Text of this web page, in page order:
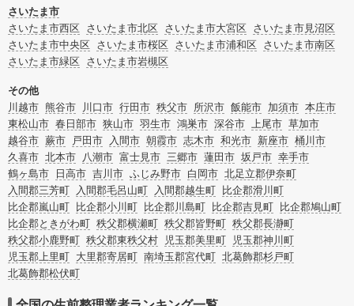
頓・老前整理・生前整理のコツについてもチェックしてみてください。
さいたま市
さいたま市西区
さいたま市北区 さいたま市大宮区
さいたま市見沼区
さいたま市中央区
さいたま市桜区 さいたま市浦和区
さいたま市南区
さいたま市緑区
さいたま市岩槻区
その他
川越市 熊谷市 川口市 行田市 秩父市 所沢市 飯能市 加須市 本庄市
東松山市 春日部市 狭山市 羽生市 鴻巣市 深谷市 上尾市 草加市
越谷市 蕨市 戸田市 入間市 朝霞市 志木市 和光市 新座市 桶川市
久喜市 北本市 八潮市 富士見市 三郷市 蓮田市 坂戸市 幸手市
鶴ヶ島市
日高市 吉川市 ふじみ野市 白岡市 北足立郡伊奈町
入間郡三芳町
入間郡毛呂山町 入間郡越生町
比企郡滑川町
比企郡嵐山町
比企郡小川町 比企郡川島町 比企郡吉見町
比企郡鳩山町
比企郡ときがわ町 秩父郡横瀬町 秩父郡皆野町 秩父郡長瀞町
秩父郡小鹿野町 秩父郡東秩父村 児玉郡美里町
児玉郡神川町
児玉郡上里町 大里郡寄居町 南埼玉郡宮代町 北葛飾郡杉戸町
北葛飾郡松伏町